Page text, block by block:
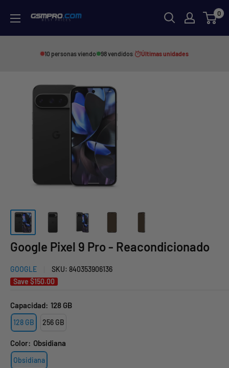
content
GSMPRO.CL
0
10 personas viendo 98 vendidos Últimas unidades
Google Pixel 9 Pro - Reacondicionado
GOOGLE SKU: 840353906136
Save $150.00
Capacidad: 128 GB
128 GB 256 GB
Color: Obsidiana
Obsidiana